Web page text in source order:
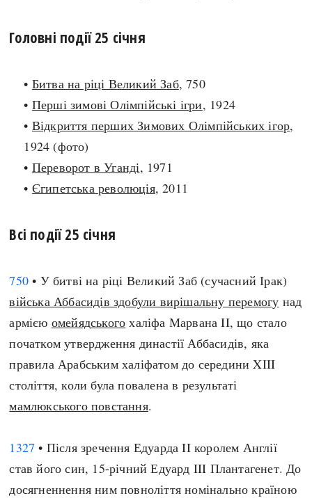
СЬОГОДНІ
ПРАВИЛА ЖИТТЯ
ВИ (НЕ) ЗНАЛИ
ПОДКАСТИ
НОТА БЕНЕ
МОЯ ІСТОРІЯ
Рубрики
Авіація і космонавтика
Катастрофи
Кримінал
Україна
Україна радянська
Україна незалежна
Головні події 25 січня
• Битва на ріці Великий Заб, 750
• Перші зимові Олімпійські ігри, 1924
• Відкриття перших Зимових Олімпійських ігор,
1924 (фото)
• Переворот в Уганді, 1971
• Єгипетська революція, 2011
Всі події 25 січня
750 • У битві на ріці Великий Заб (сучасний Ірак)
війська Аббасидів здобули вирішальну перемогу над
армією омейядського халіфа Марвана II, що стало
початком утвердження династії Аббасидів, яка
правила Арабським халіфатом до середини XIII
століття, коли була повалена в результаті
мамлюкського повстання.
1327 • Після зречення Едуарда II королем Англії
став його син, 15-річний Едуард III Плантагенет. До
досягненнення ним повноліття номінально країною